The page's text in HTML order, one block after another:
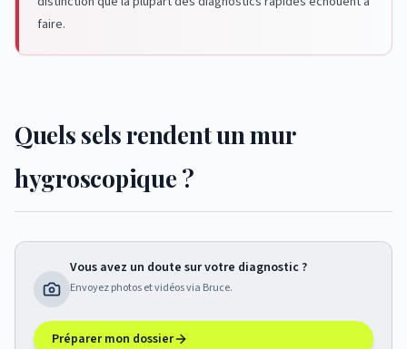
faire.
Quels sels rendent un mur
hygroscopique ?
Vous avez un doute sur votre diagnostic ?
Envoyez photos et vidéos via Bruce.
Préparer mon dossier